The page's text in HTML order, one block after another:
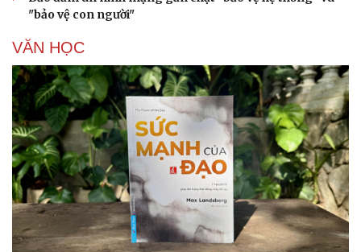
"bảo vệ con người"
VĂN HỌC